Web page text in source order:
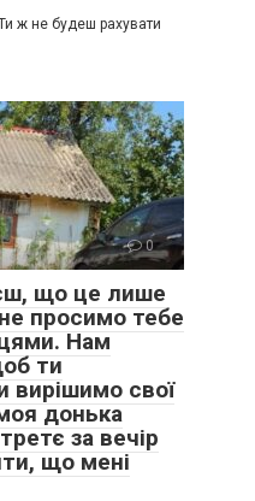
ж не будеш рахувати
0
що це лише
просимо тебе
Нам
ти
вирішимо свої
донька
за вечір
що мені